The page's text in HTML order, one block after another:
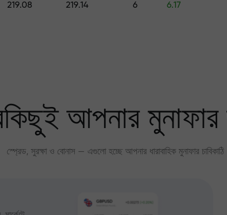
সবচেয়ে বেশি
219.08 219.14 6 6.17
আপনার
স্প্রেড, সুরক্ষা ও বোনাস — এগুলো হচ্ছে আপনার ধারাবাহিক মুনাফার চাবিকাঠি